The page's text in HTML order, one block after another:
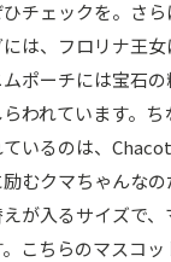
チェックを。さ
は、フロリナ王
ポーチには宝石
われています。
いるのは、
むクマちゃんな
が入るサイズで
こちらのマスコッ